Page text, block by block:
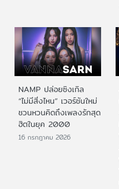
NAMP ปล่อยซิงเกิล
“ไม่มีสิ่งไหน” เวอร์ชันใหม่
ชวนหวนคิดถึงเพลงรักสุด
ฮิตในยุค 2000
16 กรกฎาคม 2026